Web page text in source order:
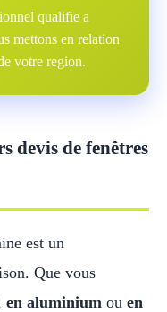
qualifie a
mettons en relation
votre region.
devis de fenêtres
est un
Que vous
en aluminium ou en